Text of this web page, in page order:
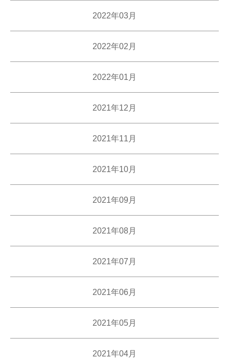
2022年03月
2022年02月
2022年01月
2021年12月
2021年11月
2021年10月
2021年09月
2021年08月
2021年07月
2021年06月
2021年05月
2021年04月